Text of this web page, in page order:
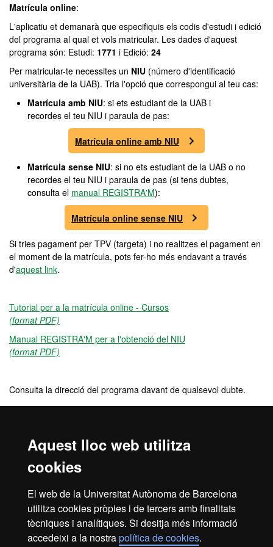
Aquest lloc web utilitza
cookies
El web de la Universitat Autònoma de Barcelona
utilitza cookies pròpies i de tercers amb finalitats
tècniques i analítiques. Si desitja més informació
accedeixi a la nostrapolítica de cookies.
Matrícula online:
L'aplicatiu et demanarà que especifiquis els codis d'estudi i edició
del programa al qual et vols matricular. Les dades d'aquest
programa són: Estudi: 1771 i Edició: 24
Per matricular-te necessites un NIU (número d'identificació
universitària de la UAB). Tria l'opció que correspongui al teu cas:
Matrícula amb NIU: si ets estudiant de la UAB i
recordes el teu NIU i paraula de pas:
Matrícula online amb NIU
Matrícula sense NIU: si no ets estudiant de la UAB o no
recordes el teu NIU i paraula de pas (si tens dubtes,
consulta el manual REGISTRA'M):
Matrícula online sense NIU
Si tries pagament per TPV (targeta) i no realitzes el pagament en
el moment de la matrícula, pots fer-ho més endavant a través
d'aquest link.
Tutorial per a la matrícula online - Cursos
(format PDF)
Manual REGISTRA'M per a l'obtenció del NIU
(format PDF)
Consulta la direcció del programa davant de qualsevol dubte.
220 €
Crèdits
3 ECTS